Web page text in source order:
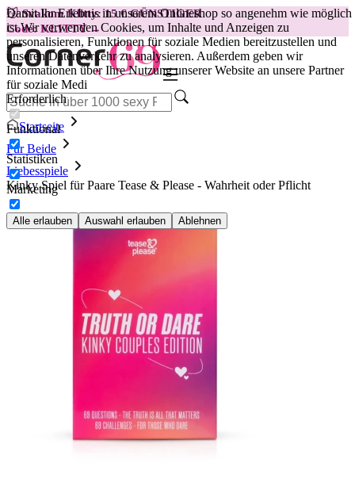
Damit Ihr Erlebnis in unserem Onlineshop so angenehm wie möglich
ist.Wir verwenden Cookies, um Inhalte und Anzeigen zu
personalisieren, Funktionen für soziale Medien bereitzustellen und
unseren Datenverkehr zu analysieren. Außerdem geben wir
Informationen über Ihre Nutzung unserer Website an unsere Partner
für soziale Medi
Erforderlich
Funktional
Statistiken
Marketing
Alle erlauben Auswahl erlauben Ablehnen
😽Svakom Klitty: 15 € GÜNSTIGER
Code: KLITTY →
Startseite
Für Beide
Liebesspiele
Kinky Spiel für Paare Tease & Please - Wahrheit oder Pflicht